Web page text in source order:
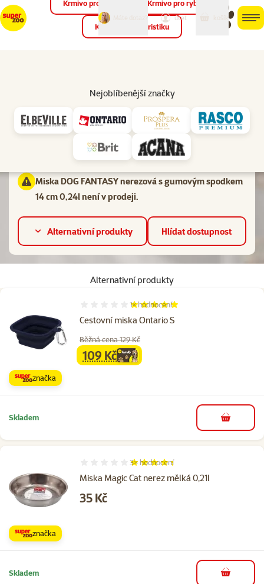
můj
účet
Krmivo pro ptáky Krmivo pro ryby
Krmivo pro teraristiku
Nejoblíbenější značky
Miska DOG FANTASY nerezová s gumovým spodkem 14 cm
0,24l
Hodnocení 0%
Miska DOG FANTASY nerezová s gumovým spodkem
14 cm 0,24l není v prodeji.
Alternativní produkty Hlídat dostupnost
Alternativní produkty
Cestovní miska Ontario S
Hodnocení 100%, počet hodnocení: 1
1×hodnocení
Běžná cena 129 Kč
familycena
109 Kč
značka
Skladem do košíku
Miska Magic Cat nerez mělká 0,21l
Hodnocení 87%, počet hodnocení: 3
3× hodnocení
Cena
35 Kč
značka
Skladem do košíku